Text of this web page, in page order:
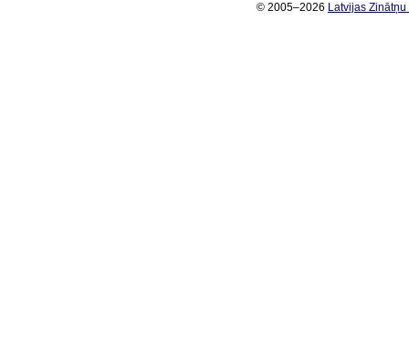
© 2005–2026 Latvijas